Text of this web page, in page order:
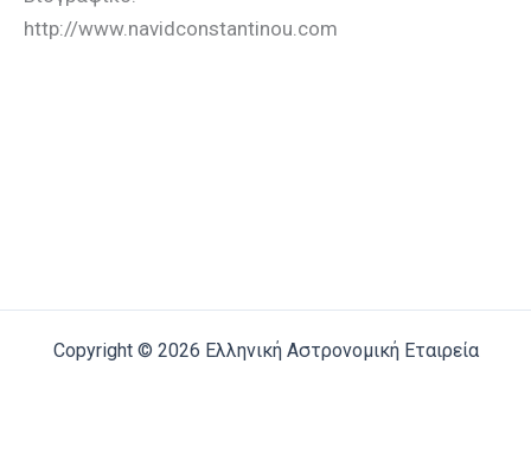
http://www.navidconstantinou.com
Copyright © 2026 Ελληνική Αστρονομική Εταιρεία